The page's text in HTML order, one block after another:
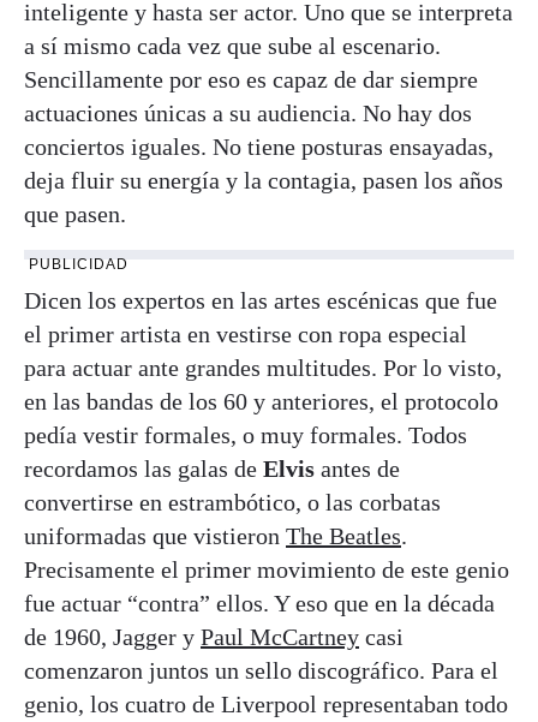
inteligente y hasta ser actor. Uno que se interpreta
a sí mismo cada vez que sube al escenario.
Sencillamente por eso es capaz de dar siempre
actuaciones únicas a su audiencia. No hay dos
conciertos iguales. No tiene posturas ensayadas,
deja fluir su energía y la contagia, pasen los años
que pasen.
PUBLICIDAD
Dicen los expertos en las artes escénicas que fue
el primer artista en vestirse con ropa especial
para actuar ante grandes multitudes. Por lo visto,
en las bandas de los 60 y anteriores, el protocolo
pedía vestir formales, o muy formales. Todos
recordamos las galas de Elvis antes de
convertirse en estrambótico, o las corbatas
uniformadas que vistieron The Beatles.
Precisamente el primer movimiento de este genio
fue actuar “contra” ellos. Y eso que en la década
de 1960, Jagger y Paul McCartney casi
comenzaron juntos un sello discográfico. Para el
genio, los cuatro de Liverpool representaban todo